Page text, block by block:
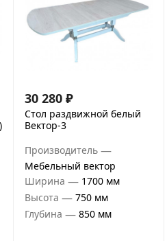
30 280 ₽
Стол раздвижной белый
Вектор-3
Производитель —
Мебельный вектор
Ширина — 1700 мм
Высота — 750 мм
Глубина — 850 мм